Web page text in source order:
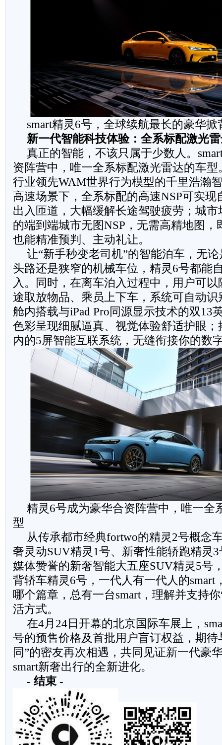
smart精灵6号，全球续航最长的豪华掀
新一代智能科技体验：全系标配激光
真正的智能，不该只属于少数人。
资阵营中，唯一全系标配激光雷达的车
行业领先WAM世界行为模型的千里浩瀚
高速场景下，全系标配的高速NSP可实现
出入匝道，大幅缓解长途驾驶疲劳；城
的端到端城市无图NSP，无需高精地图，
也能精准预判、主动礼让。
让“新手秒变老司机”的智能泊车，无
头路还是狭窄的机械车位，精灵6号都能
入。同时，在离车泊入过程中，用户可
途取放物品、乘员上下车，系统可自动
舱内搭载与iPad Pro同源显示技术的双13
色彩呈现细腻逼真、视觉体验舒适护眼
内的5屏智能互联系统，无缝衔接你的数
精灵6号成为豪华合资阵营中，唯一全
型
从传承都市经典fortwo的精灵2号概念
奢灵动SUV精灵1号、新奢性能轿跑精灵
媒体赞誉的新奢智能大五座SUV精灵5号
背轿车精灵6号，一代人有一代人的smart
哪个篇章，总有一台smart，理解并支持
活方式。
在4月24日开幕的北京国际车展上，
号的预售价格及首批用户盲订权益，期待
同”的密友再次相遇，共同见证新一代豪
smart新奢出行的全新进化。
- 结束 -